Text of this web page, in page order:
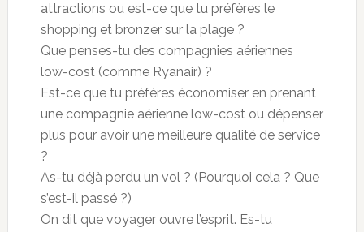
attractions ou est-ce que tu préfères le
shopping et bronzer sur la plage ?
Que penses-tu des compagnies aériennes
low-cost (comme Ryanair) ?
Est-ce que tu préfères économiser en prenant
une compagnie aérienne low-cost ou dépenser
plus pour avoir une meilleure qualité de service
?
As-tu déjà perdu un vol ? (Pourquoi cela ? Que
s’est-il passé ?)
On dit que voyager ouvre l’esprit. Es-tu